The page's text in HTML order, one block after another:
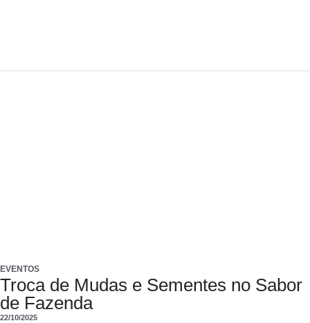
EVENTOS
Troca de Mudas e Sementes no Sabor
de Fazenda
22/10/2025